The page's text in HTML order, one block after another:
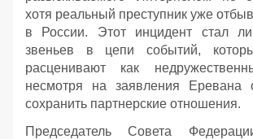
хотя реальный преступник уже
в России. Этот инцидент стал
звеньев в цепи событий,
расценивают как
несмотря на заявления Еревана
сохранить партнерские отношения.
Председатель Совета